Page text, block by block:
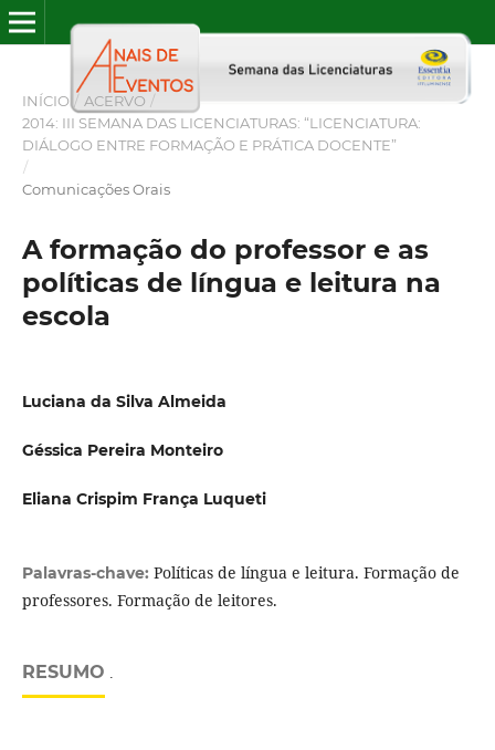
INÍCIO / ACERVO /
2014: III SEMANA DAS LICENCIATURAS: “LICENCIATURA:
DIÁLOGO ENTRE FORMAÇÃO E PRÁTICA DOCENTE”
/
Comunicações Orais
A formação do professor e as
políticas de língua e leitura na
escola
Luciana da Silva Almeida
Géssica Pereira Monteiro
Eliana Crispim França Luqueti
Palavras-chave: Políticas de língua e leitura. Formação de
professores. Formação de leitores.
RESUMO .